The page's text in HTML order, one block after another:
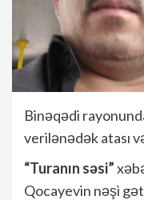
Binəqədi
verilənədək atası
“Turanın səsi”
Qocayevin nəşi